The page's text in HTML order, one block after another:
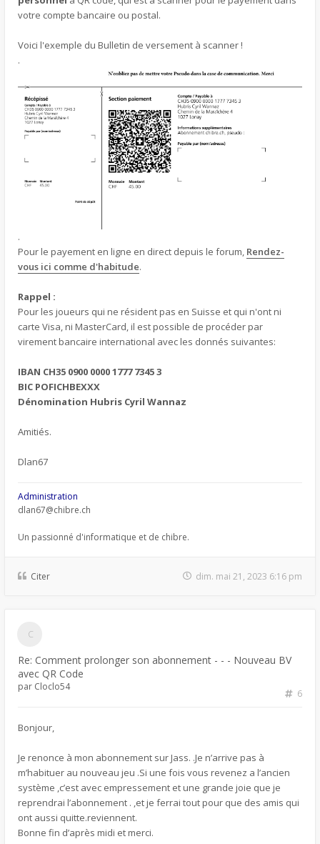
votre compte bancaire ou postal.
Voici l'exemple du Bulletin de versement à scanner !
.
.
Pour le payement en ligne en direct depuis le forum, Rendez-
vous ici comme d'habitude.
Rappel :
Pour les joueurs qui ne résident pas en Suisse et qui n'ont ni
carte Visa, ni MasterCard, il est possible de procéder par
virement bancaire international avec les donnés suivantes:
IBAN CH35 0900 0000 1777 7345 3
BIC POFICHBEXXX
Dénomination Hubris Cyril Wannaz
Amitiés.
Dlan67
Administration
dlan67@chibre.ch
Un passionné d'informatique et de chibre.
Citer dim. mai 21, 2023 6:16 pm
Re: Comment prolonger son abonnement - - - Nouveau BV
avec QR Code
6
par Cloclo54
Bonjour,
Je renonce à mon abonnement sur Jass. .Je n’arrive pas à
m’habituer au nouveau jeu .Si une fois vous revenez a l’ancien
système ,c’est avec empressement et une grande joie que je
reprendrai l’abonnement . ,et je ferrai tout pour que des amis qui
ont aussi quitte.reviennent.
Bonne fin d’après midi et merci.